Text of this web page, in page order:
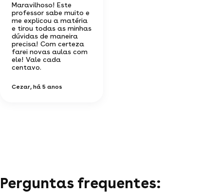
Maravilhoso! Este
professor sabe muito e
me explicou a matéria
e tirou todas as minhas
dúvidas de maneira
precisa! Com certeza
farei novas aulas com
ele! Vale cada
centavo.
Cezar, há 5 anos
Perguntas frequentes: